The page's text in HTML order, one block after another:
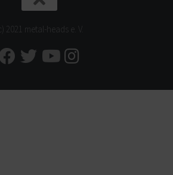
(c) 2021 metal-heads e. V.